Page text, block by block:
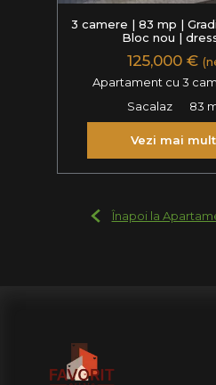
3 camere | 83 mp |
Bloc nou |
125,000 €
Apartament cu 3
Sacalaz
83
Vezi mai
Înapoi la